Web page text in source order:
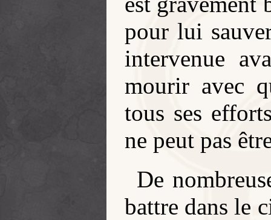
pour lui
intervenue
mourir avec
tous ses
ne peut pas
De
battre dans le